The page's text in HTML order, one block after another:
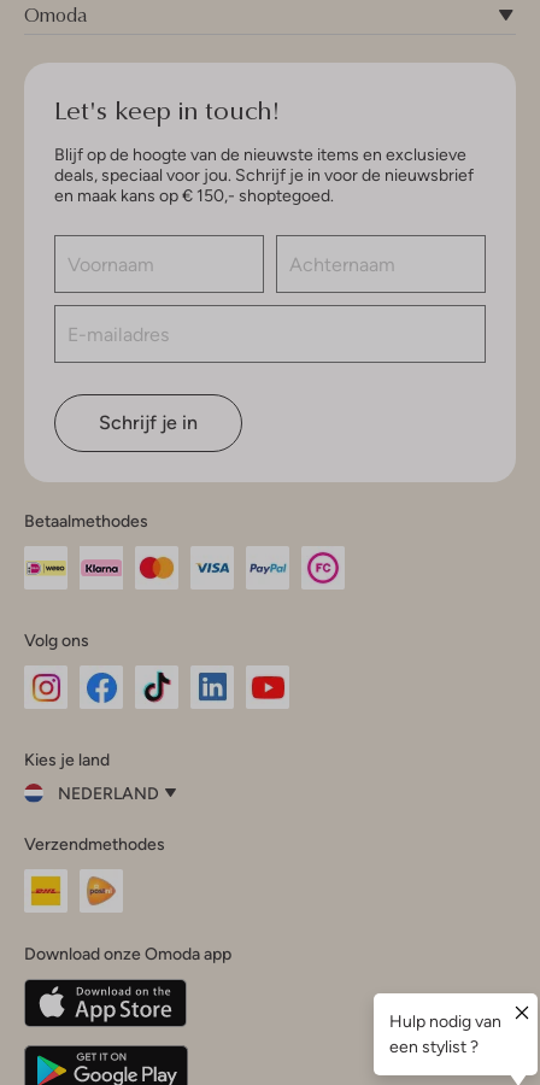
Omoda
Let's keep in touch!
Blijf op de hoogte van de nieuwste items en exclusieve
deals, speciaal voor jou. Schrijf je in voor de nieuwsbrief
en maak kans op € 150,- shoptegoed.
Schrijf je in
Betaalmethodes
Volg ons
InstagramFacebook
Kies je land
NEDERLAND
je
land
Nederland
Belgique(Français)
Deutschland
Verzendmethodes
Download onze Omoda app